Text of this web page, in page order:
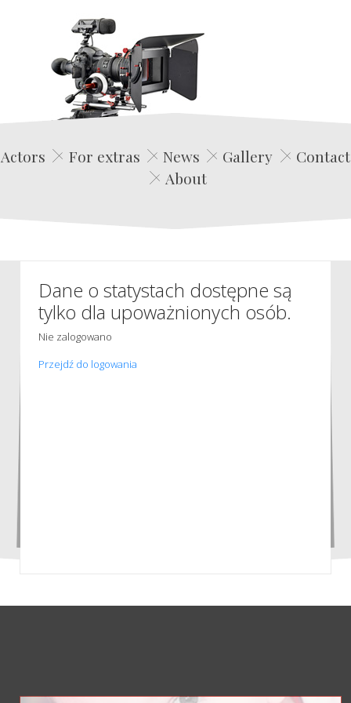
Edwin Film Agencja Aktorska
Actors For extras News Gallery
Contact
About
Dane o statystach dostępne są
tylko dla upoważnionych osób.
Nie zalogowano
Przejdź do logowania